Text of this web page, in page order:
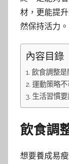
材，更能提
然保持活力。
內容目錄
飲食調整是
運動策略
生活習慣
飲食調
想要養成易